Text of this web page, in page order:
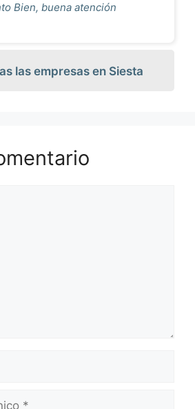
Bien, buena atención
las empresas en Siesta